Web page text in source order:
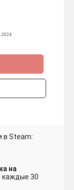
в Steam:
на
каждые 30